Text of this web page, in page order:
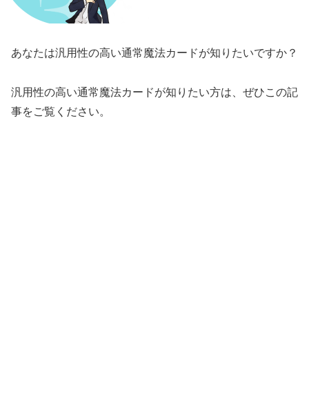
あなたは汎用性の高い通常魔法カードが知りたいですか？
汎用性の高い通常魔法カードが知りたい方は、ぜひこの記
事をご覧ください。